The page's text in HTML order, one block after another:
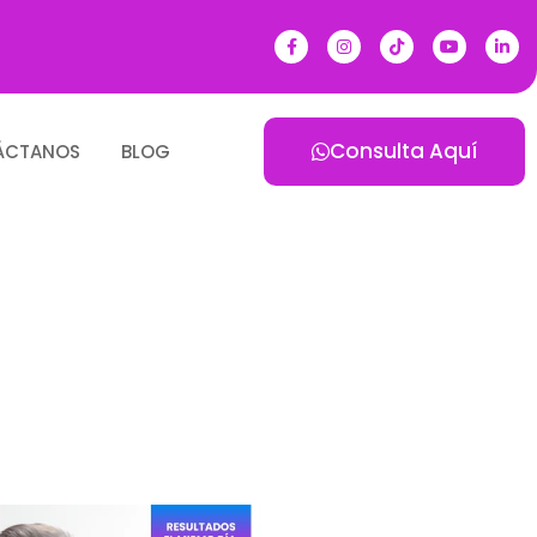
BLOG Consulta Aquí